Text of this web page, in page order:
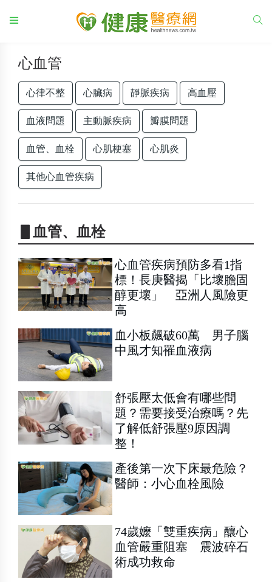
心血管
心律不整 心臟病 靜脈疾病 高血壓
血液問題 主動脈疾病 瓣膜問題
血管、血栓 心肌梗塞 心肌炎
其他心血管疾病
▋血管、血栓
心血管疾病預防多看1指
標！長庚醫揭「比壞膽固
醇更壞」 亞洲人風險更
高
血小板飆破60萬 男子腦
中風才知罹血液病
舒張壓太低會有哪些問
題？需要接受治療嗎？先
了解低舒張壓9原因調
整！
產後第一次下床最危險？
醫師：小心血栓風險
74歲嬤「雙重疾病」釀心
血管嚴重阻塞 震波碎石
術成功救命